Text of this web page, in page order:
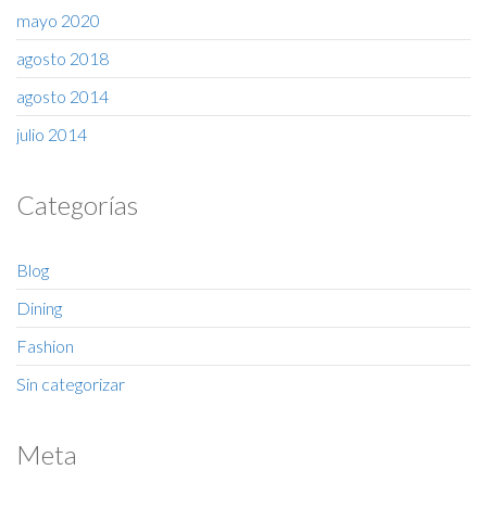
mayo 2020
agosto 2018
agosto 2014
julio 2014
Categorías
Blog
Dining
Fashion
Sin categorizar
Meta